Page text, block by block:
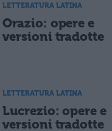
LETTERATURA LATINA
Orazio: opere e
versioni tradotte
LETTERATURA LATINA
Lucrezio: opere e
versioni tradotte